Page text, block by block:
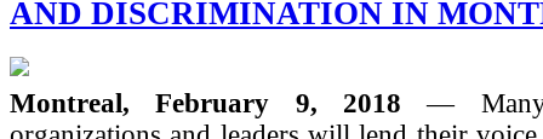
AND DISCRIMINATION IN
Montreal, February 9, 2018— Many